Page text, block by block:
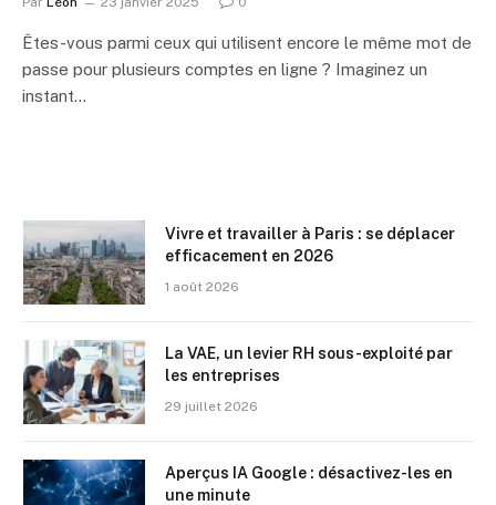
Êtes-vous parmi ceux qui utilisent encore le même mot de
passe pour plusieurs comptes en ligne ? Imaginez un
instant…
Vivre et travailler à Paris : se déplacer
efficacement en 2026
1 août 2026
La VAE, un levier RH sous-exploité par
les entreprises
29 juillet 2026
Aperçus IA Google : désactivez-les en
une minute